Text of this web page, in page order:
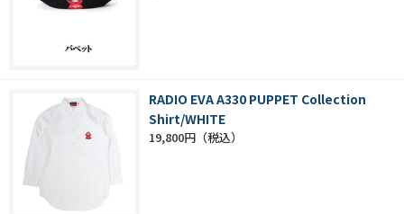
RADIO EVA A330 PUPPET Collection
Shirt/WHITE
19,800円